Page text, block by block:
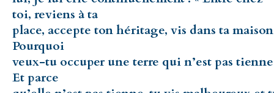
toi, reviens à ta
place, accepte ton héritage, vis dans ta
Pourquoi
veux-tu occuper une terre qui n’est pas tienne
Et parce